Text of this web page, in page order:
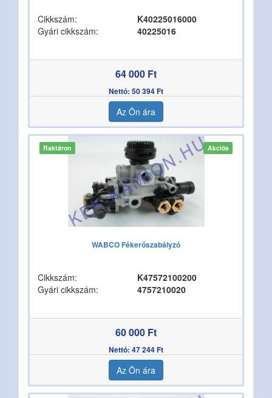
Cikkszám:
K40225016000
Gyári cikkszám:
40225016
64 000 Ft
Nettó: 50 394 Ft
Az Ön ára
Raktáron Akciós
WABCO Fékerőszabályzó
Cikkszám:
K47572100200
Gyári cikkszám:
4757210020
60 000 Ft
Nettó: 47 244 Ft
Az Ön ára